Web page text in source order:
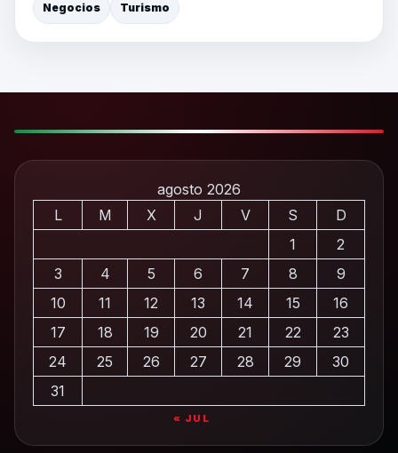
Negocios Turismo
agosto 2026
L
M X J V S
D
1
2
3
4 5 6 7 8
9
10
11 12 13 14 15
16
17
18 19 20 21 22
23
24
25 26 27 28 29
30
31
« JUL